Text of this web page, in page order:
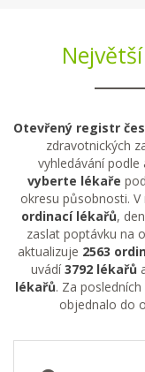
Otevřený registr
zdravotnických
vyhledávání podle
vyberte lékaře
okresu působnosti.
ordinací lékařů,
zaslat poptávku na
aktualizuje 2563
uvádí3792 lékařů
lékařů. Za
objednalo do